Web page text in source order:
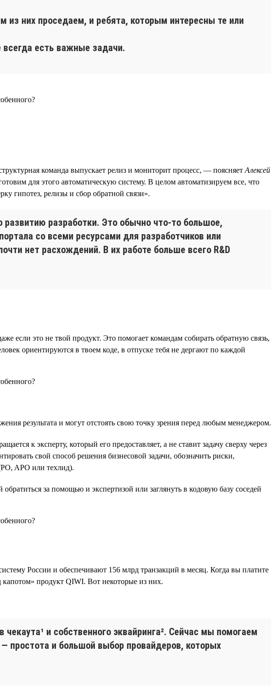
них проседаем, и ребята, которым интересны те или
всегда есть важные задачи.
команда выпускает релиз и мониторит процесс, — поясняет Алексей
для этого автоматическую систему. В целом автоматизируем все, что
гипотез, релизы и сбор обратной связи».
разработки. Это обычно что-то большое,
со всеми ресурсами для разработчиков или
нет расхождений. В их работе больше всего R&D
если это не твой продукт. Это помогает командам собирать обратную связь,
ориентируются в твоем коде, в отпуске тебя не дергают по каждой
результата и могут отстоять свою точку зрения перед любым менеджером.
к эксперту, который его предоставляет, а не ставит задачу сверху через
свой способ решения бизнесовой задачи, обозначить риски,
APO или техлид).
за помощью и экспертизой или заглянуть в кодовую базу соседей
России и обеспечивают 156 млрд транзакций в месяц. Когда вы платите
капотом» продукт QIWI. Вот некоторые из них.
и собственного эквайринга². Сейчас мы помогаем
простота и большой выбор провайдеров, которых